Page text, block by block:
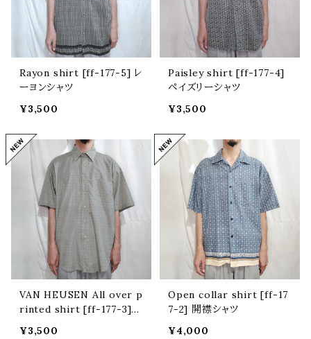
Rayon shirt [ff-177-5] レ
ーヨンシャツ
¥3,500
Paisley shirt [ff-177-4]
ペイズリーシャツ
¥3,500
VAN HEUSEN All over p
rinted shirt [ff-177-3]
¥3,500
Open collar shirt [ff-17
7-2] 開襟シャツ
¥4,000